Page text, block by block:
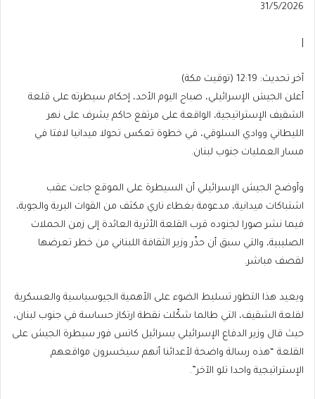
Published
31/5/2026
آخر
تحديث:
12:19
(توقيت
مكة)
آخر تحديث: 12:19 (توقيت مكة)
أعلن الجيش الإسرائيلي، صباح اليوم الأحد، إحكام سيطرته على قلعة
الشقيف الإستراتيجية، الواقعة على مرتفع حاكم يشرف على نهر
الليطاني ووادي السلوقي، في خطوة تعكس تحولا ميدانيا لافتا في
مسار العمليات جنوب لبنان.
وأوضح الجيش الإسرائيلي أن السيطرة على الموقع جاءت عقب
اشتباكات ميدانية، مدعومة بغطاء ناري مكثف من القوات البرية والجوية،
فيما نشر صورا لجنوده قرب القلعة الأثرية العائدة إلى زمن الحملات
الصليبية، والتي سبق أن حذّر وزير الثقافة اللبناني من خطر تعرضها
لقصف مباشر.
ويعيد هذا التطور تسليط الضوء على الأهمية الجيوسياسية والعسكرية
لقلعة الشقيف، التي طالما شكّلت نقطة ارتكاز حساسة في جنوب لبنان،
حيث قال وزير الدفاع الإسرائيلي يسرائيل كاتس فور سيطرة الجيش على
القلعة “هذه رسالة واضحة لأعدائنا أنهم سيخسرون مواقعهم
الإستراتيجية واحدا تلو الآخر”.